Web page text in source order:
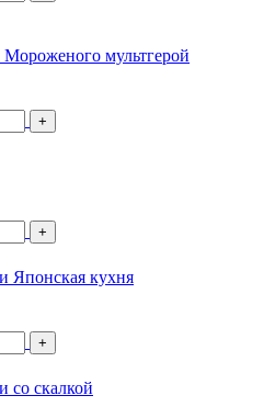
мультгерой
+
+
Японская кухня
+
со скалкой